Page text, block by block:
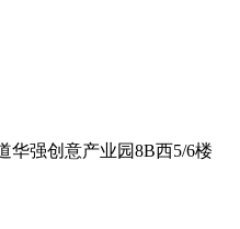
华强创意产业园8B西5/6楼